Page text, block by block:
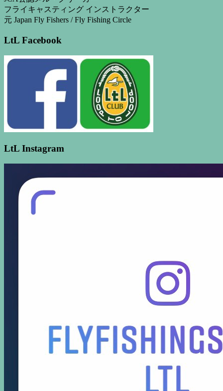
フライキャスティング インストラクター
元 Japan Fly Fishers / Fly Fishing Circle
LtL Facebook
LtL Instagram